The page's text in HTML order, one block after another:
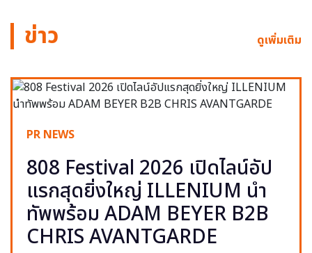
ข่าว ดูเพิ่มเติม
PR NEWS
808 Festival 2026 เปิดไลน์อัป
แรกสุดยิ่งใหญ่ ILLENIUM นำ
ทัพพร้อม ADAM BEYER B2B
CHRIS AVANTGARDE